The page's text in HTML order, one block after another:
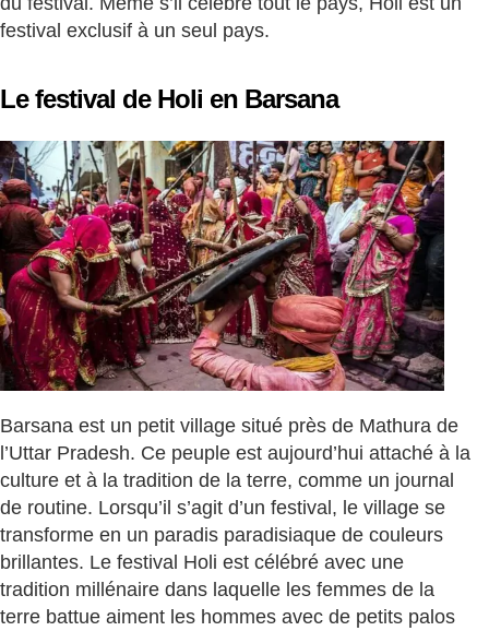
festival exclusif à un seul pays.
Le festival de Holi en Barsana
Barsana est un petit village situé près de Mathura de
l’Uttar Pradesh. Ce peuple est aujourd’hui attaché à la
culture et à la tradition de la terre, comme un journal
de routine. Lorsqu’il s’agit d’un festival, le village se
transforme en un paradis paradisiaque de couleurs
brillantes. Le festival Holi est célébré avec une
tradition millénaire dans laquelle les femmes de la
terre battue aiment les hommes avec de petits palos